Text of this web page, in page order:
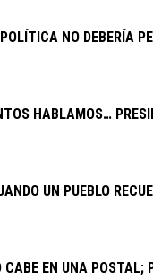
DE FÚTBOL DE
DE LA CARRETERA
ÚNICA PARA
NO DEBERÍA
HABLAMOS…
UN PUEBLO
EN UNA POSTAL;